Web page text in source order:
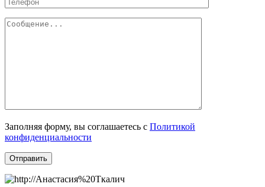
Заполняя форму, вы соглашаетесь c Политикой
конфиденциальности